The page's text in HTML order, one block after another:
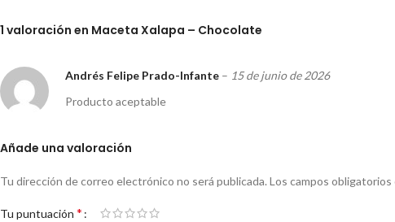
1 valoración en Maceta Xalapa – Chocolate
Andrés Felipe Prado-Infante – 15 de junio de 2026
Producto aceptable
Añade una valoración
Tu dirección de correo electrónico no será publicada.Los campos
Tu puntuación *